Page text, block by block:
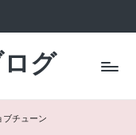
グ
ブチューン